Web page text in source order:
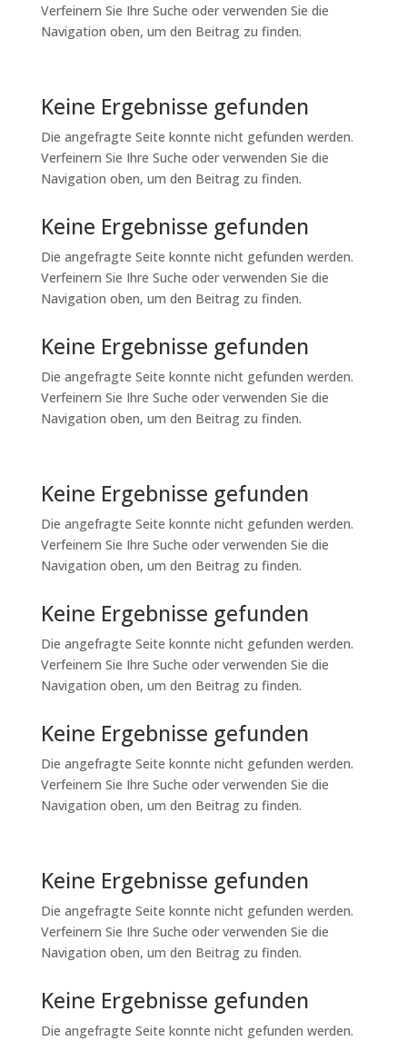
Verfeinern Sie Ihre Suche oder verwenden Sie die
Navigation oben, um den Beitrag zu finden.
Keine Ergebnisse gefunden
Die angefragte Seite konnte nicht gefunden werden.
Verfeinern Sie Ihre Suche oder verwenden Sie die
Navigation oben, um den Beitrag zu finden.
Keine Ergebnisse gefunden
Die angefragte Seite konnte nicht gefunden werden.
Verfeinern Sie Ihre Suche oder verwenden Sie die
Navigation oben, um den Beitrag zu finden.
Keine Ergebnisse gefunden
Die angefragte Seite konnte nicht gefunden werden.
Verfeinern Sie Ihre Suche oder verwenden Sie die
Navigation oben, um den Beitrag zu finden.
Keine Ergebnisse gefunden
Die angefragte Seite konnte nicht gefunden werden.
Verfeinern Sie Ihre Suche oder verwenden Sie die
Navigation oben, um den Beitrag zu finden.
Keine Ergebnisse gefunden
Die angefragte Seite konnte nicht gefunden werden.
Verfeinern Sie Ihre Suche oder verwenden Sie die
Navigation oben, um den Beitrag zu finden.
Keine Ergebnisse gefunden
Die angefragte Seite konnte nicht gefunden werden.
Verfeinern Sie Ihre Suche oder verwenden Sie die
Navigation oben, um den Beitrag zu finden.
Keine Ergebnisse gefunden
Die angefragte Seite konnte nicht gefunden werden.
Verfeinern Sie Ihre Suche oder verwenden Sie die
Navigation oben, um den Beitrag zu finden.
Keine Ergebnisse gefunden
Die angefragte Seite konnte nicht gefunden werden.